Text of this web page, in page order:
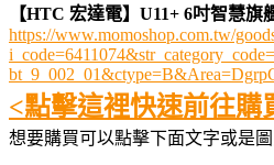
【HTC 宏達電】U11+ 6吋智慧旗
https://www.momoshop.com.tw/
<點擊這裡快速前往購
想要購買可以點擊下面文字或是